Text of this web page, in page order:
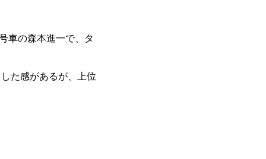
車の森本進一で、タ
た感があるが、上位